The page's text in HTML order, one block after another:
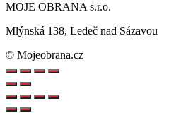
MOJE OBRANA s.r.o.
Mlýnská 138, Ledeč nad Sázavou
© Mojeobrana.cz